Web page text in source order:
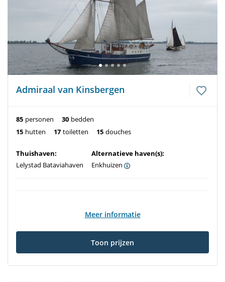
Admiraal van Kinsbergen
85 personen 30 bedden
15 hutten 17 toiletten 15 douches
Thuishaven:
Lelystad Bataviahaven
Alternatieve haven(s):
Enkhuizen
Meer informatie
Toon prijzen